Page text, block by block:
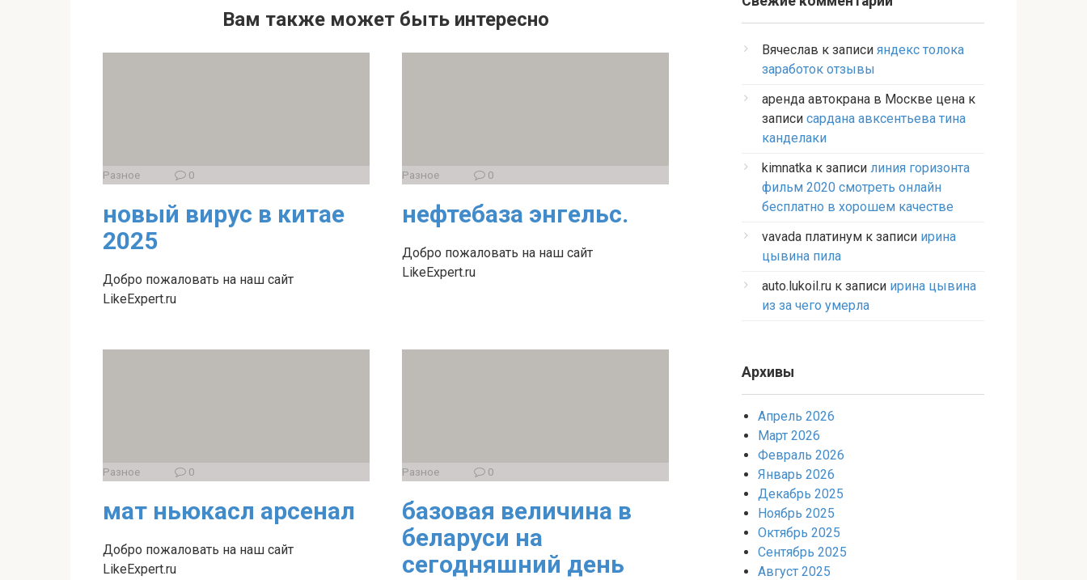
Вам также может быть интересно
Разное 0
новый вирус в китае
2025
Добро пожаловать на наш сайт
LikeExpert.ru
Разное 0
нефтебаза энгельс.
Добро пожаловать на наш сайт
LikeExpert.ru
Разное 0
мат ньюкасл арсенал
Добро пожаловать на наш сайт
LikeExpert.ru
Разное 0
базовая величина в
беларуси на
сегодняшний день
Вячеслав к записи яндекс толока
заработок отзывы
аренда автокрана в Москве цена к
записи сардана авксентьева тина
канделаки
kimnatka к записи линия горизонта
фильм 2020 смотреть онлайн
бесплатно в хорошем качестве
vavada платинум к записи ирина
цывина пила
auto.lukoil.ru к записи ирина цывина
из за чего умерла
Архивы
Апрель 2026
Март 2026
Февраль 2026
Январь 2026
Декабрь 2025
Ноябрь 2025
Октябрь 2025
Сентябрь 2025
Август 2025